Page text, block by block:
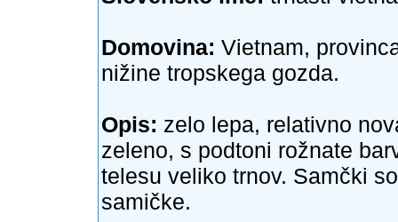
Domovina: Vietnam,
nižine tropskega gozda.
Opis: zelo lepa, relativno
zeleno, s podtoni rožnate
telesu veliko trnov. Samčki
samičke.